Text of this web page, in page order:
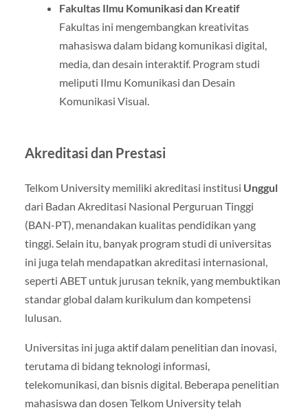
Fakultas Ilmu Komunikasi dan Kreatif
Fakultas ini mengembangkan kreativitas
mahasiswa dalam bidang komunikasi digital,
media, dan desain interaktif. Program studi
meliputi Ilmu Komunikasi dan Desain
Komunikasi Visual.
Akreditasi dan Prestasi
Telkom University memiliki akreditasi institusi Unggul
dari Badan Akreditasi Nasional Perguruan Tinggi
(BAN-PT), menandakan kualitas pendidikan yang
tinggi. Selain itu, banyak program studi di universitas
ini juga telah mendapatkan akreditasi internasional,
seperti ABET untuk jurusan teknik, yang membuktikan
standar global dalam kurikulum dan kompetensi
lulusan.
Universitas ini juga aktif dalam penelitian dan inovasi,
terutama di bidang teknologi informasi,
telekomunikasi, dan bisnis digital. Beberapa penelitian
mahasiswa dan dosen Telkom University telah